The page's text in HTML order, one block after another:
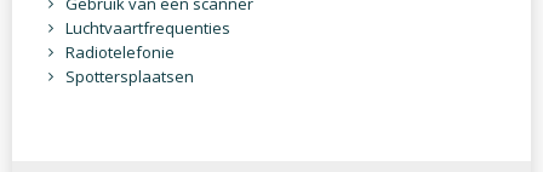
Luchtvaartfrequenties
Radiotelefonie
Spottersplaatsen